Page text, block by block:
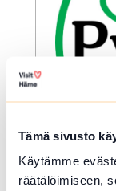
Tämä sivusto
Käytämme
räätälöimiseen,
ELO 06